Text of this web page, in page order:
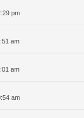
pm
am
am
am